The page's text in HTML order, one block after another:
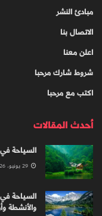
مبادئ النشر
الاتصال بنا
اعلن معنا
شروط شارك مرحبا
اكتب مع مرحبا
أحدث المقالات
السياحة في ريزا: 9 أماكن ساحرة لا
السياحة
والأنشطة